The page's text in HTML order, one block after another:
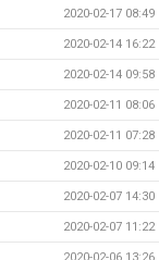
2020-02-17 08:49
2020-02-14 16:22
2020-02-14 09:58
2020-02-11 08:06
2020-02-11 07:28
2020-02-10 09:14
2020-02-07 14:30
2020-02-07 11:22